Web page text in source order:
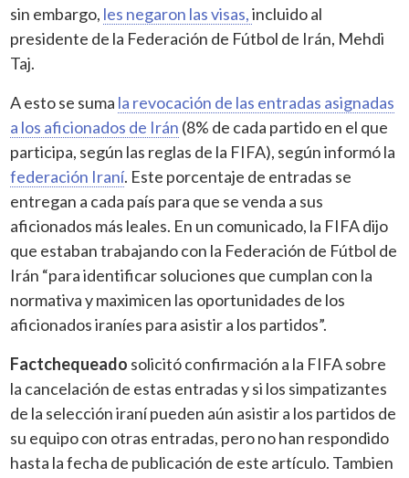
sin embargo, les negaron las visas,incluido al
presidente de la Federación de Fútbol de Irán, Mehdi
Taj.
A esto se suma la revocación de las entradas asignadas
a los aficionados de Irán (8% de cada partido en el que
participa, según las reglas de la FIFA), según informó la
federación Iraní. Este porcentaje de entradas se
entregan a cada país para que se venda a sus
aficionados más leales. En un comunicado, la FIFA dijo
que estaban trabajando con la Federación de Fútbol de
Irán “para identificar soluciones que cumplan con la
normativa y maximicen las oportunidades de los
aficionados iraníes para asistir a los partidos”.
Factchequeado solicitó confirmación a la FIFA sobre
la cancelación de estas entradas y si los simpatizantes
de la selección iraní pueden aún asistir a los partidos de
su equipo con otras entradas, pero no han respondido
hasta la fecha de publicación de este artículo. Tambien